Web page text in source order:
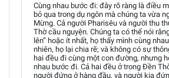
Cùng nhau bước đi: đây rõ ràng là điều
bỏ qua trong dụ ngôn mà chúng ta vừa
Mừng. Cả người Pharisêu và người thu
Thờ cầu nguyện. Chúng ta có thể nói
lên” hoặc ít nhất, họ thấy mình cùng
nhiên, họ lại chia rẽ; và không có sự
hai đều đi cùng một con đường, nhưng
nhau bước đi. Cả hai đều ở trong Đền
người đứng ở hàng đầu, và người kia